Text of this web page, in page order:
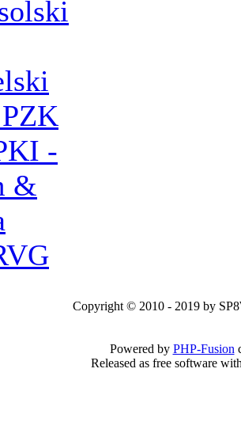
-
&
Copyright © 2010 - 2019 by
Powered by PHP-Fusion
Released as free software